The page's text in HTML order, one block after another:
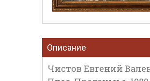
Описание
Чистов Евгений